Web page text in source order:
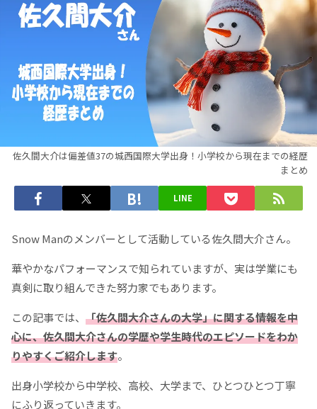
佐久間大介は偏差値37の城西国際大学出身！小学校から現在までの経歴
まとめ
LINE
Snow Manのメンバーとして活動している佐久間大介さん。
華やかなパフォーマンスで知られていますが、実は学業にも
真剣に取り組んできた努力家でもあります。
この記事では、 「佐久間大介さんの大学」に関する情報を中
心に、佐久間大介さんの学歴や学生時代のエピソードをわか
りやすくご紹介します。
出身小学校から中学校、高校、大学まで、ひとつひとつ丁寧
にふり返っていきます。